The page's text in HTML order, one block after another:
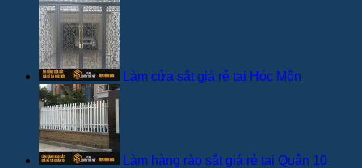
Làm cửa sắt giá rẻ tại Hóc Môn
Làm hàng rào sắt giá rẻ tại Quận 10